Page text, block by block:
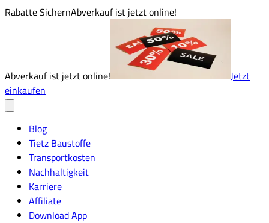
Rabatte SichernAbverkauf ist jetzt online!
Abverkauf ist jetzt online!
Jetzt
einkaufen
Blog
Tietz Baustoffe
Transportkosten
Nachhaltigkeit
Karriere
Affiliate
Download App